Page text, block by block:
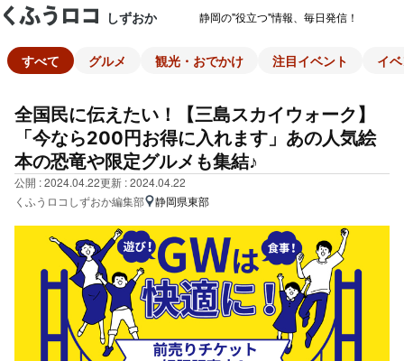
しずおか 静岡の"役立つ"情報、毎日発信！
すべて グルメ 観光・おでかけ 注目イベント イ
全国民に伝えたい！【三島スカイウォーク】
「今なら200円お得に入れます」あの人気絵
本の恐竜や限定グルメも集結♪
公開 : 2024.04.22更新 : 2024.04.22
くふうロコしずおか編集部
静岡県東部